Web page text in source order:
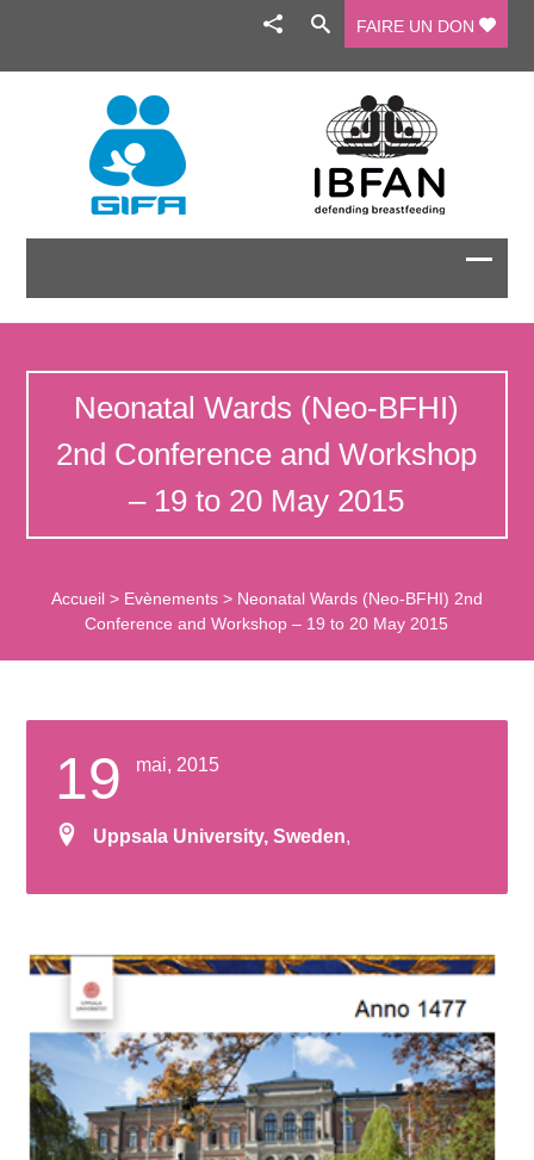
FAIRE UN DON
Neonatal Wards (Neo-BFHI)
2nd Conference and Workshop
– 19 to 20 May 2015
Accueil> Evènements> Neonatal Wards (Neo-BFHI) 2nd
Conference and Workshop – 19 to 20 May 2015
19 mai, 2015
Uppsala University, Sweden,